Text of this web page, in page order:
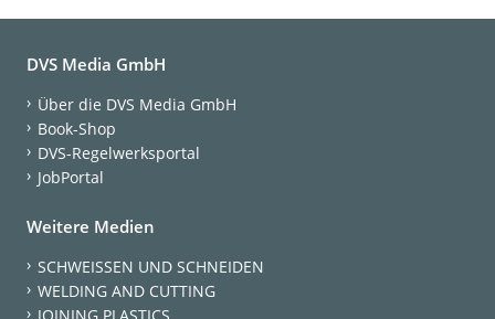
DVS Media GmbH
Über die DVS Media GmbH
Book-Shop
DVS-Regelwerksportal
JobPortal
Weitere Medien
SCHWEISSEN UND SCHNEIDEN
WELDING AND CUTTING
JOINING PLASTICS